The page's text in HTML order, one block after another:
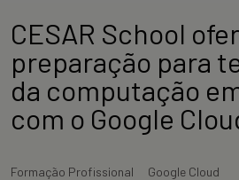
CESAR School
preparação para
da computação
com o Google
Formação Profissional Google Cloud